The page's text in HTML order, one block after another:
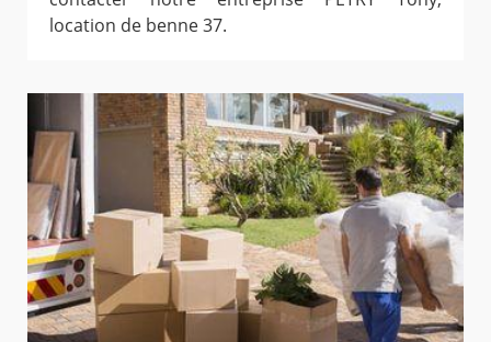
location de benne 37.